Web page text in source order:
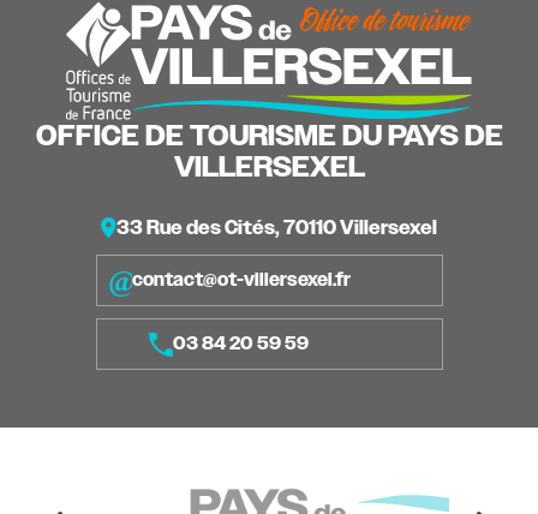
OFFICE DE TOURISME DU PAYS DE
VILLERSEXEL
33 Rue des Cités, 70110 Villersexel
contact@ot-villersexel.fr
03 84 20 59 59